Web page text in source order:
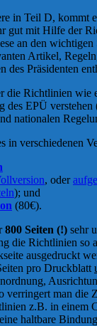
in Teil D, kommt
gut mit Hilfe der
an den wichtigen
Artikel,
des Präsidenten
die Richtlinien wie
des EPÜ
nationalen
in verschiedenen
, oder
); und
(80€).
800 Seiten (!) sehr
die Richtlinien so
ausgedruckt
pro Druckblatt
verringert man die
z.B. in einem
haltbare